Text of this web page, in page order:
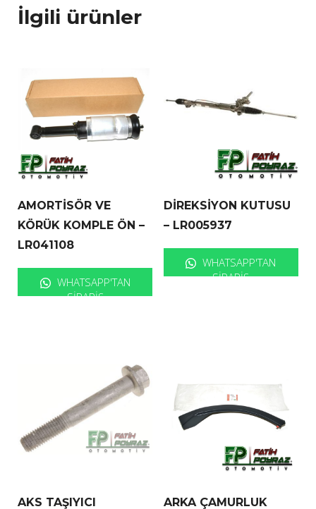
İlgili ürünler
AMORTİSÖR VE
KÖRÜK KOMPLE ÖN –
LR041108
WHATSAPP'TAN
SIPARIŞ
DİREKSİYON KUTUSU
– LR005937
WHATSAPP'TAN
SIPARIŞ
AKS TAŞIYICI ARKA ÇAMURLUK